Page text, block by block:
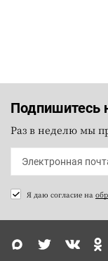
Подпишитесь
Раз в неделю мы
Я даю согласие на